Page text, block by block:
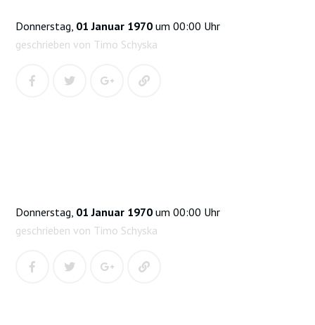
Donnerstag, 01 Januar 1970 um 00:00 Uhr
geschrieben von Timo Schyska
Donnerstag, 01 Januar 1970 um 00:00 Uhr
geschrieben von Timo Schyska